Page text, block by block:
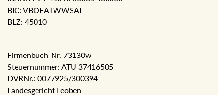
BIC: VBOEATWWSAL
BLZ: 45010
Firmenbuch-Nr. 73130w
Steuernummer: ATU 37416505
DVRNr.: 0077925/300394
Landesgericht Leoben